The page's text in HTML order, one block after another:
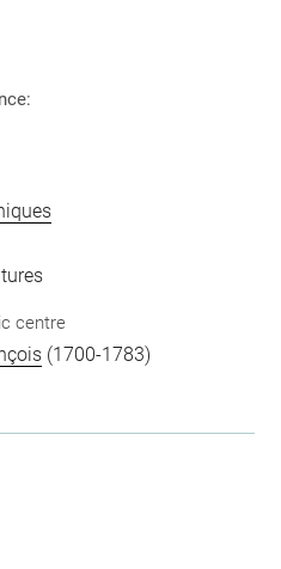
centre
(1700-1783)